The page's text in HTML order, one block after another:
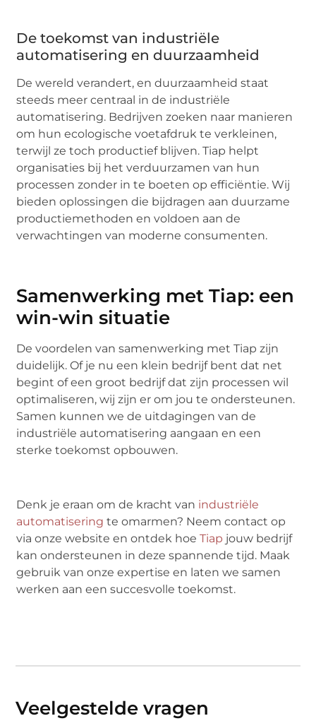
De toekomst van industriële
automatisering en duurzaamheid
De wereld verandert, en duurzaamheid staat
steeds meer centraal in de industriële
automatisering. Bedrijven zoeken naar manieren
om hun ecologische voetafdruk te verkleinen,
terwijl ze toch productief blijven. Tiap helpt
organisaties bij het verduurzamen van hun
processen zonder in te boeten op efficiëntie. Wij
bieden oplossingen die bijdragen aan duurzame
productiemethoden en voldoen aan de
verwachtingen van moderne consumenten.
Samenwerking met Tiap: een
win-win situatie
De voordelen van samenwerking met Tiap zijn
duidelijk. Of je nu een klein bedrijf bent dat net
begint of een groot bedrijf dat zijn processen wil
optimaliseren, wij zijn er om jou te ondersteunen.
Samen kunnen we de uitdagingen van de
industriële automatisering aangaan en een
sterke toekomst opbouwen.
Denk je eraan om de kracht van industriële
automatisering te omarmen? Neem contact op
via onze website en ontdek hoeTiap jouw bedrijf
kan ondersteunen in deze spannende tijd. Maak
gebruik van onze expertise en laten we samen
werken aan een succesvolle toekomst.
Veelgestelde vragen